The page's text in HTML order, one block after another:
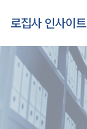
로집사 인사이트